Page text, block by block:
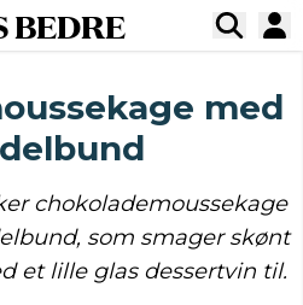
BEDRE
med
chokolademoussekage
som smager skønt
et lille glas dessertvin til.